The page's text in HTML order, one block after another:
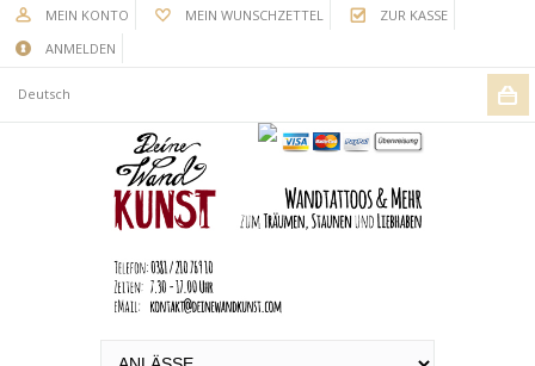
MEIN KONTO MEIN WUNSCHZETTEL
ZUR KASSE
ANMELDEN
Deutsch